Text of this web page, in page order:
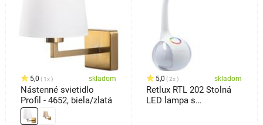
5,0 1x skladom
Nástenné svietidlo
Profil - 4652, biela/zlatá
5,0 2x skladom
Retlux RTL 202 Stolná
LED lampa s